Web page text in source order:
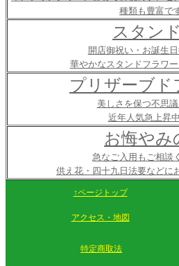
種類も豊富で
スタン
開店御祝い・お誕生日
華やかなスタンドフラワ
プリザーブド
美しさを保つ不思議
近年人気急上昇
お悔やみ
急なご入用もご相談
供え花・四十九日法要などに
↑ページトップ
アクセス・地図
特定商取法